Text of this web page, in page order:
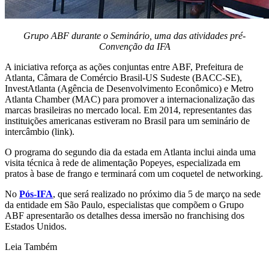
Grupo ABF durante o Seminário, uma das atividades pré-
Convenção da IFA
A iniciativa reforça as ações conjuntas entre ABF, Prefeitura de
Atlanta, Câmara de Comércio Brasil-US Sudeste (BACC-SE),
InvestAtlanta (Agência de Desenvolvimento Econômico) e Metro
Atlanta Chamber (MAC) para promover a internacionalização das
marcas brasileiras no mercado local. Em 2014, representantes das
instituições americanas estiveram no Brasil para um seminário de
intercâmbio (link).
O programa do segundo dia da estada em Atlanta inclui ainda uma
visita técnica à rede de alimentação Popeyes, especializada em
pratos à base de frango e terminará com um coquetel de networking.
No Pós-IFA, que será realizado no próximo dia 5 de março na sede
da entidade em São Paulo, especialistas que compõem o Grupo
ABF apresentarão os detalhes dessa imersão no franchising dos
Estados Unidos.
Leia Também